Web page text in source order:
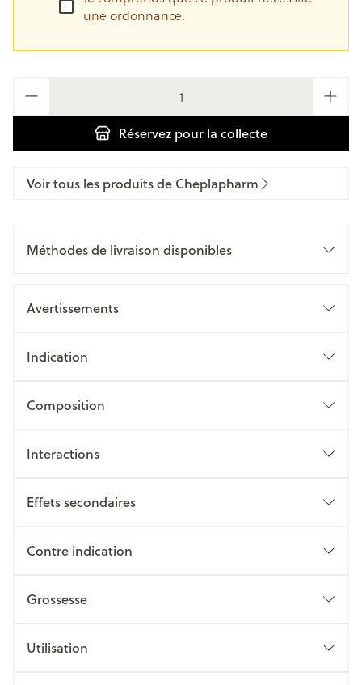
une ordonnance.
Réservez pour la collecte
Voir tous les produits de Cheplapharm
Méthodes de livraison disponibles
Avertissements
Indication
Composition
Interactions
Effets secondaires
Contre indication
Grossesse
Utilisation